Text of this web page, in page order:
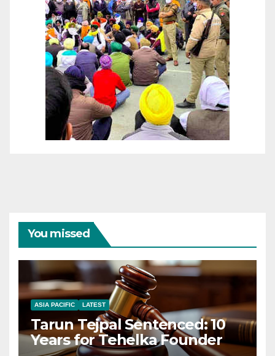
You missed
ASIA PACIFIC LATEST
Tarun Tejpal Sentenced: 10
Years for Tehelka Founder